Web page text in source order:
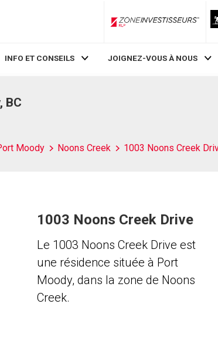
ZoneInvestisseurs
INFO ET CONSEILS JOIGNEZ-VOUS À NOUS
BC
Moody Noons Creek 1003 Noons Creek
1003 Noons Creek Drive
Le 1003 Noons Creek Drive est
une résidence située à Port
Moody, dans la zone de Noons
Creek.